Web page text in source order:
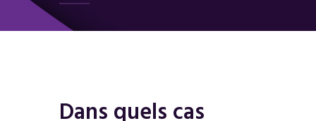
Dans quels cas